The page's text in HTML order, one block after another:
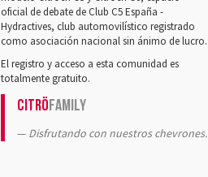
oficial de debate de Club C5 España -
Hydractives, club automovilístico registrado
como asociación nacional sin ánimo de lucro.
El registro y acceso a esta comunidad es
totalmente gratuito.
CitröFamily
Disfrutando con nuestros chevrones.